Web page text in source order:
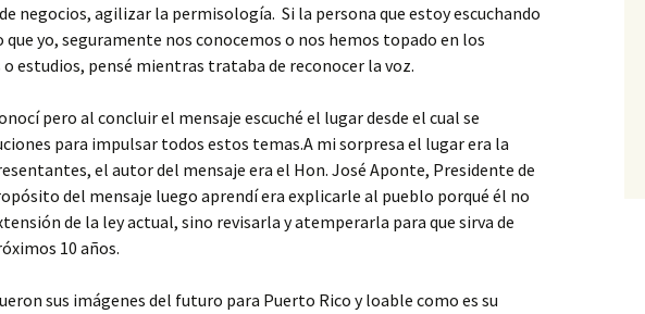
negocios, agilizar la permisología. Si la persona que estoy escuchando
yo, seguramente nos conocemos o nos hemos topado en los
estudios, pensé mientras trataba de reconocer la voz.
pero al concluir el mensaje escuché el lugar desde el cual se
para impulsar todos estos temas.A mi sorpresa el lugar era la
el autor del mensaje era el Hon. José Aponte, Presidente de
del mensaje luego aprendí era explicarle al pueblo porqué él no
de la ley actual, sino revisarla y atemperarla para que sirva de
10 años.
sus imágenes del futuro para Puerto Rico y loable como es su